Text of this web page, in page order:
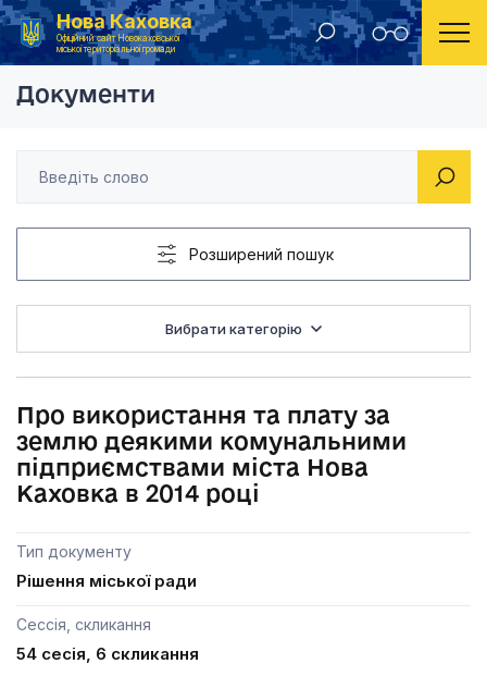
Нова Каховка
Офіційний сайт Новокаховської
міської територіальної громади
Головна Рішення Новокаховської міської ради 2013 рік Про використання
Документи
Розширений пошук
Вибрати категорію
Про використання та плату за
землю деякими комунальними
підприємствами міста Нова
Каховка в 2014 році
Тип документу
Рішення міської ради
Сессія, скликання
54 сесія, 6 скликання